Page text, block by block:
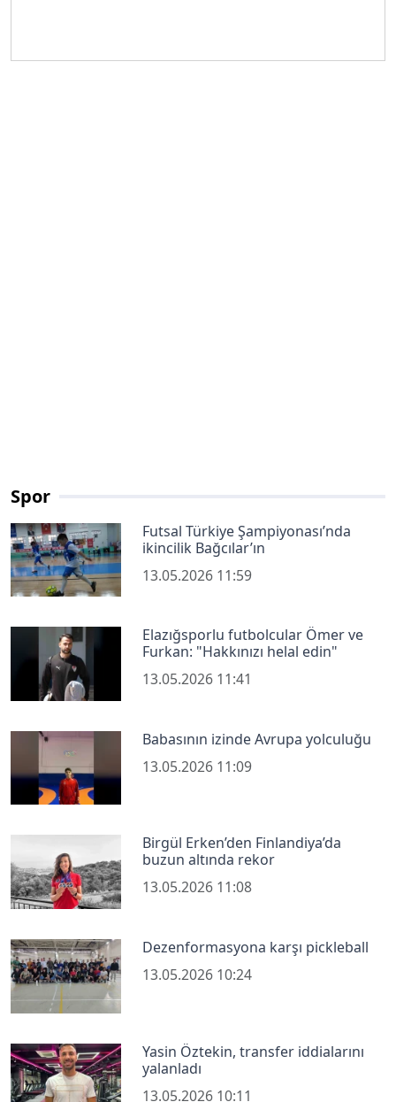
Spor
Futsal Türkiye Şampiyonası’nda
ikincilik Bağcılar’ın
13.05.2026 11:59
Elazığsporlu futbolcular Ömer ve
Furkan: "Hakkınızı helal edin"
13.05.2026 11:41
Babasının izinde Avrupa yolculuğu
13.05.2026 11:09
Birgül Erken’den Finlandiya’da
buzun altında rekor
13.05.2026 11:08
Dezenformasyona karşı pickleball
13.05.2026 10:24
Yasin Öztekin, transfer iddialarını
yalanladı
13.05.2026 10:11